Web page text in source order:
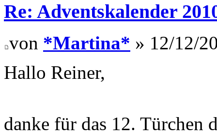
Re: Adventskalender
von *Martina* » 12/12/
Hallo Reiner,
danke für das 12. Türchen